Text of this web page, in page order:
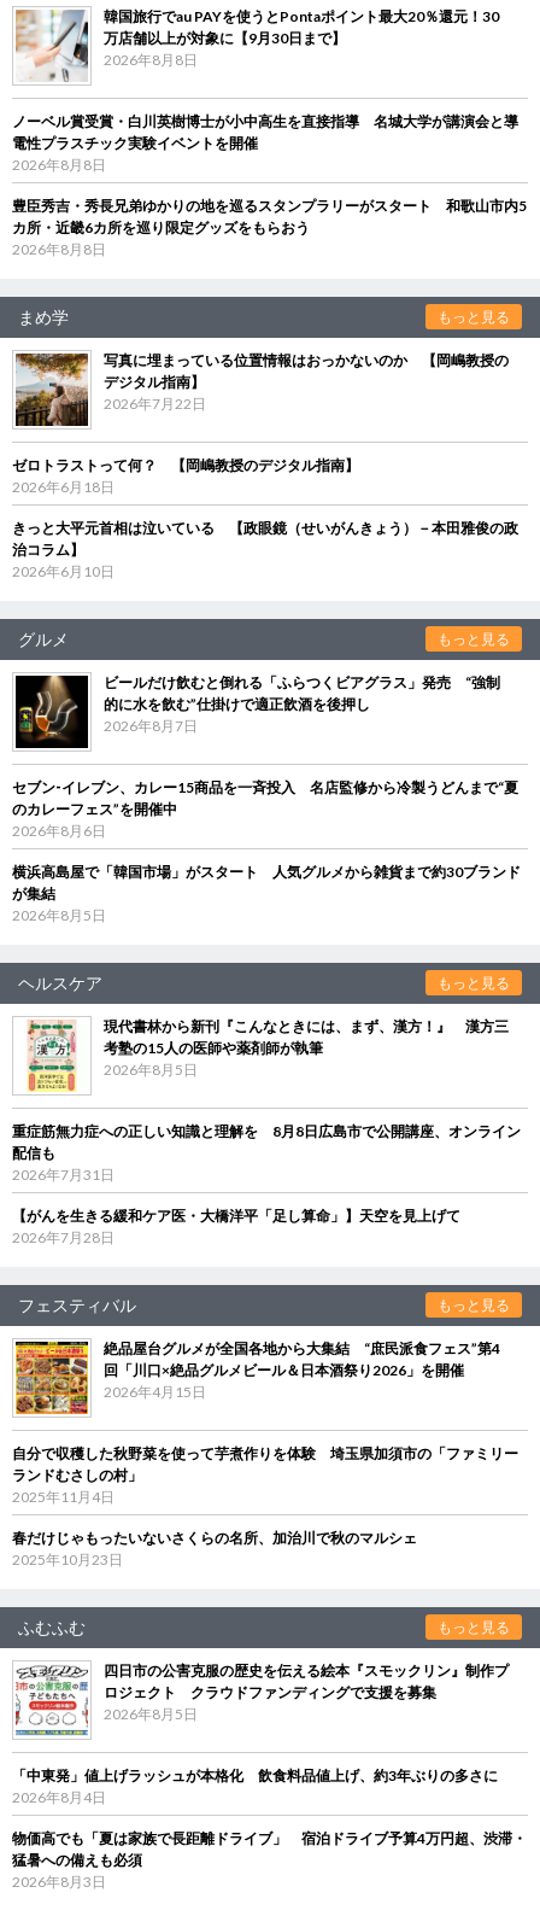
韓国旅行でau PAYを使うとPontaポイント最大20％還元！30
万店舗以上が対象に【9月30日まで】
2026年8月8日
ノーベル賞受賞・白川英樹博士が小中高生を直接指導 名城大学が講演会と導
電性プラスチック実験イベントを開催
2026年8月8日
豊臣秀吉・秀長兄弟ゆかりの地を巡るスタンプラリーがスタート 和歌山市内5
カ所・近畿6カ所を巡り限定グッズをもらおう
2026年8月8日
まめ学 もっと見る
写真に埋まっている位置情報はおっかないのか 【岡嶋教授の
デジタル指南】
2026年7月22日
ゼロトラストって何？ 【岡嶋教授のデジタル指南】
2026年6月18日
きっと大平元首相は泣いている 【政眼鏡（せいがんきょう）－本田雅俊の政
治コラム】
2026年6月10日
グルメ もっと見る
ビールだけ飲むと倒れる「ふらつくビアグラス」発売 “強制
的に水を飲む”仕掛けで適正飲酒を後押し
2026年8月7日
セブン‐イレブン、カレー15商品を一斉投入 名店監修から冷製うどんまで“夏
のカレーフェス”を開催中
2026年8月6日
横浜高島屋で「韓国市場」がスタート 人気グルメから雑貨まで約30ブランド
が集結
2026年8月5日
ヘルスケア もっと見る
現代書林から新刊『こんなときには、まず、漢方！』 漢方三
考塾の15人の医師や薬剤師が執筆
2026年8月5日
重症筋無力症への正しい知識と理解を 8月8日広島市で公開講座、オンライン
配信も
2026年7月31日
【がんを生きる緩和ケア医・大橋洋平「足し算命」】天空を見上げて
2026年7月28日
フェスティバル もっと見る
絶品屋台グルメが全国各地から大集結 “庶民派食フェス”第4
回「川口×絶品グルメビール＆日本酒祭り2026」を開催
2026年4月15日
自分で収穫した秋野菜を使って芋煮作りを体験 埼玉県加須市の「ファミリー
ランドむさしの村」
2025年11月4日
春だけじゃもったいないさくらの名所、加治川で秋のマルシェ
2025年10月23日
ふむふむ もっと見る
四日市の公害克服の歴史を伝える絵本『スモックリン』制作プ
ロジェクト クラウドファンディングで支援を募集
2026年8月5日
「中東発」値上げラッシュが本格化 飲食料品値上げ、約3年ぶりの多さに
2026年8月4日
物価高でも「夏は家族で長距離ドライブ」 宿泊ドライブ予算4万円超、渋滞・
猛暑への備えも必須
2026年8月3日